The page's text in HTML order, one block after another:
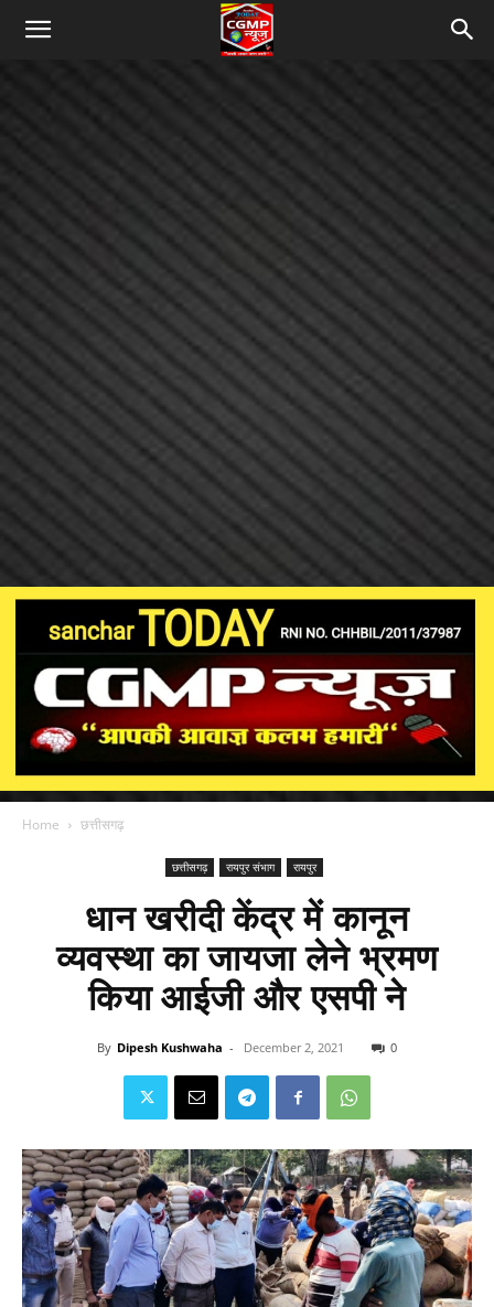
Home छत्तीसगढ़
छत्तीसगढ़ रायपुर संभाग रायपुर
धान खरीदी केंद्र में कानून
व्यवस्था का जायजा लेने भ्रमण
किया आईजी और एसपी ने
By Dipesh Kushwaha - December 2, 2021 0